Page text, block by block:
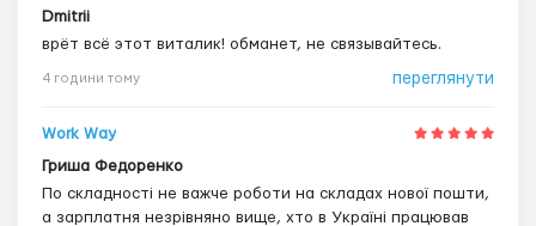
Dmitrii
врёт всё этот виталик! обманет, не связывайтесь.
4 години тому переглянути
Work Way
Гриша Федоренко
По складності не важче роботи на складах нової пошти,
а зарплатня незрівняно вище, хто в Україні працював